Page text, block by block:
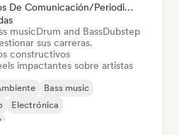
Gestor, Medios De Comunicación/Periodista, Mentor
musicDrum and BassDubstep
sus carreras.
constructivos
impactantes sobre artistas
Bass music
Electrónica